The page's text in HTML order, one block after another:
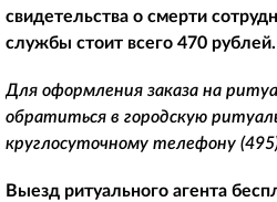
свидетельства о смерти
службы стоит всего 470 рублей.
Для оформления заказа на
обратиться в городскую
круглосуточному телефону
Выезд ритуального агента